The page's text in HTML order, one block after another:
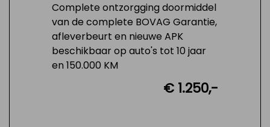
Complete ontzorgging doormiddel
van de complete BOVAG Garantie,
afleverbeurt en nieuwe APK
beschikbaar op auto's tot 10 jaar
en 150.000 KM
€ 1.250,-